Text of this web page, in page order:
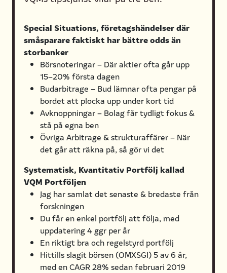
Special Situations, företagshändelser där
småsparare faktiskt har bättre odds än
storbanker
Börsnoteringar – Där aktier ofta går upp
15–20% första dagen
Budarbitrage – Bud lämnar ofta pengar på
bordet att plocka upp under kort tid
Avknoppningar – Bolag får tydligt fokus &
stå på egna ben
Övriga Arbitrage & strukturaffärer – När
det går att räkna på, så gör vi det
Systematisk, Kvantitativ Portfölj kallad
VQM Portföljen
Jag har samlat det senaste & bredaste från
forskningen
Du får en enkel portfölj att följa, med
uppdatering 4 ggr per år
En riktigt bra och regelstyrd portfölj
Hittills slagit börsen (OMXSGI) 5 av 6 år,
med en CAGR 28% sedan februari 2019